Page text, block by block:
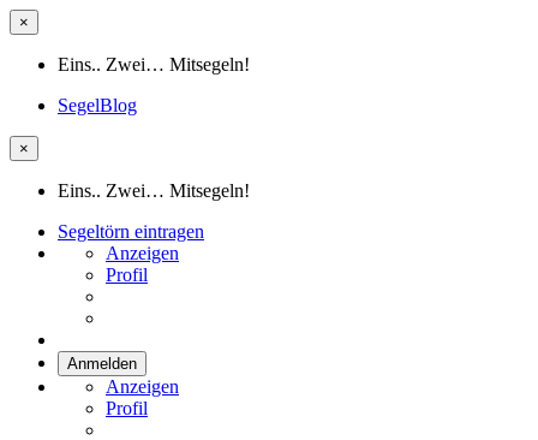
×
Eins.. Zwei… Mitsegeln!
SegelBlog
×
Eins.. Zwei… Mitsegeln!
Segeltörn eintragen
Anzeigen
Profil
Anmelden
Anzeigen
Profil